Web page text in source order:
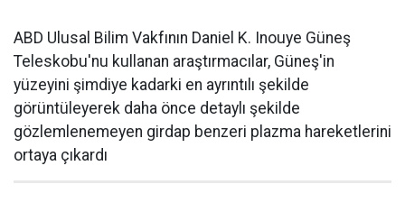
ABD Ulusal Bilim Vakfının Daniel K. Inouye Güneş
Teleskobu'nu kullanan araştırmacılar, Güneş'in
yüzeyini şimdiye kadarki en ayrıntılı şekilde
görüntüleyerek daha önce detaylı şekilde
gözlemlenemeyen girdap benzeri plazma hareketlerini
ortaya çıkardı